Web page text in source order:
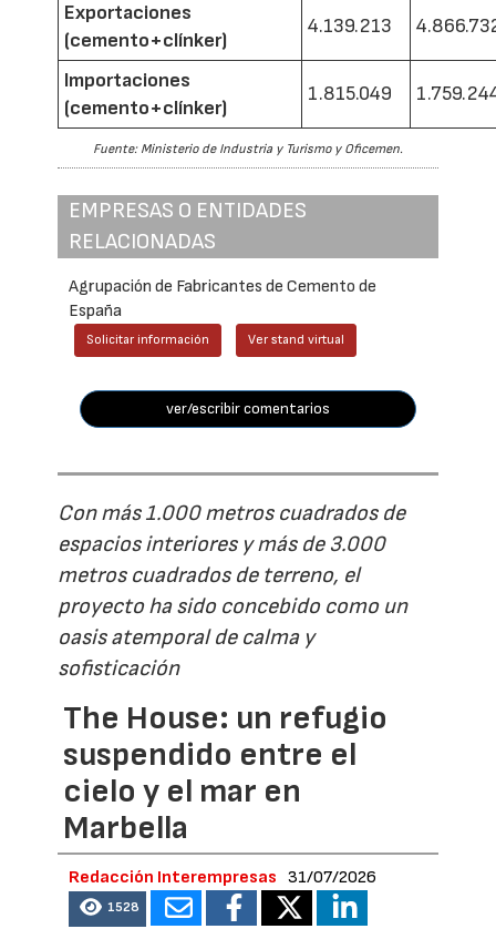
Exportaciones
(cemento+clínker)
4.139.213
Importaciones
(cemento+clínker)
1.815.049
Fuente: Ministerio de Industria y Turismo y Oficemen.
EMPRESAS O ENTIDADES
RELACIONADAS
Agrupación de Fabricantes de Cemento de
España
Solicitar información Ver stand virtual
ver/escribir comentarios
Con más 1.000 metros cuadrados de
espacios interiores y más de 3.000
metros cuadrados de terreno, el
proyecto ha sido concebido como un
oasis atemporal de calma y
sofisticación
The House: un refugio
suspendido entre el
cielo y el mar en
Marbella
Redacción Interempresas 31/07/2026
1528